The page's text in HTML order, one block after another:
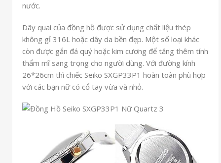
nước.
Dây quai của đồng hồ được sử dụng chất liệu thép
không gỉ 316L hoặc dây da bền đẹp. Một số loại khác
còn được gắn đá quý hoặc kim cương để tăng thêm tính
thẩm mĩ sang trọng cho người dùng. Với đường kính
26*26cm thì chiếc Seiko SXGP33P1 hoàn toàn phù hợp
với các bạn nữ có cổ tay vừa và nhỏ.